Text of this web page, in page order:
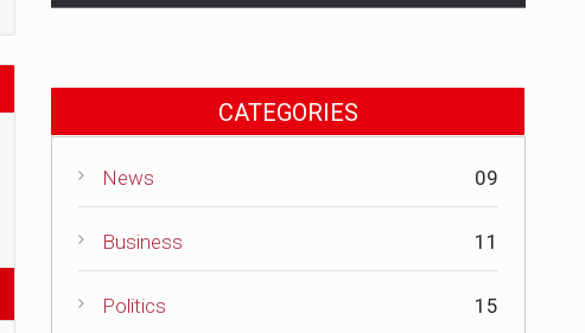
CATEGORIES
News 09
Business 11
Politics 15